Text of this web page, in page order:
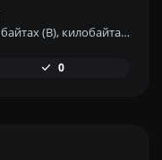
Рассчитайте размер любого текста в байтах (B), килобайтах (KB) или мегабайтах (MB) с помощью нашего инструмента калькулятора размера текста.
0